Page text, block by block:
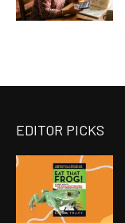
EDITOR PICKS